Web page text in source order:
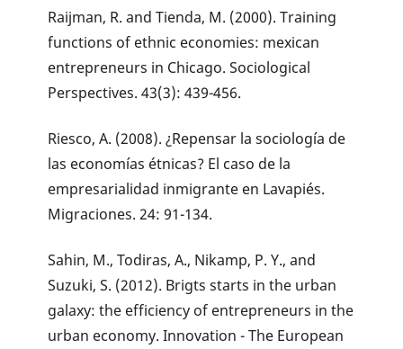
Raijman, R. and Tienda, M. (2000). Training
functions of ethnic economies: mexican
entrepreneurs in Chicago. Sociological
Perspectives. 43(3): 439-456.
Riesco, A. (2008). ¿Repensar la sociología de
las economías étnicas? El caso de la
empresarialidad inmigrante en Lavapiés.
Migraciones. 24: 91-134.
Sahin, M., Todiras, A., Nikamp, P. Y., and
Suzuki, S. (2012). Brigts starts in the urban
galaxy: the efficiency of entrepreneurs in the
urban economy. Innovation - The European